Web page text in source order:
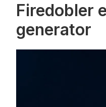
Firedobler
generator